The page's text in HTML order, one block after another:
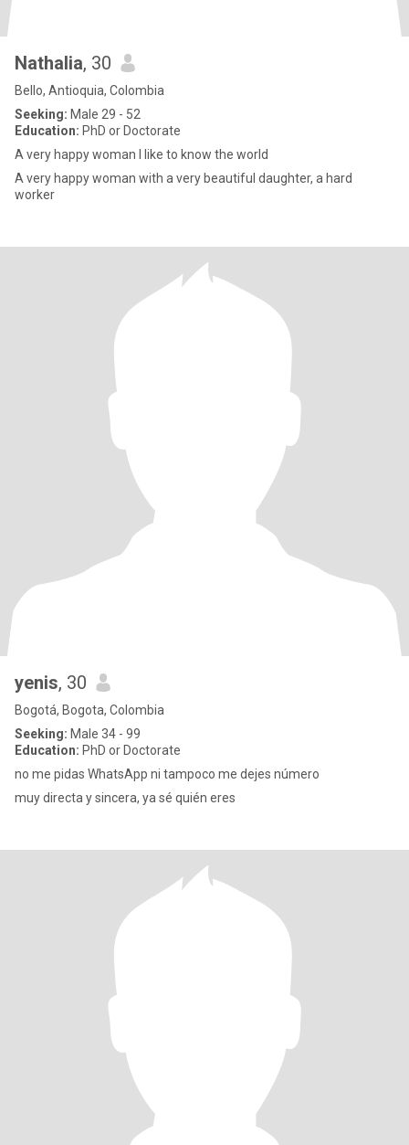
Nathalia, 30
Bello, Antioquia, Colombia
Seeking: Male 29 - 52
Education: PhD or Doctorate
A very happy woman I like to know the world
A very happy woman with a very beautiful daughter, a hard
worker
yenis, 30
Bogotá, Bogota, Colombia
Seeking: Male 34 - 99
Education: PhD or Doctorate
no me pidas WhatsApp ni tampoco me dejes número
muy directa y sincera, ya sé quién eres